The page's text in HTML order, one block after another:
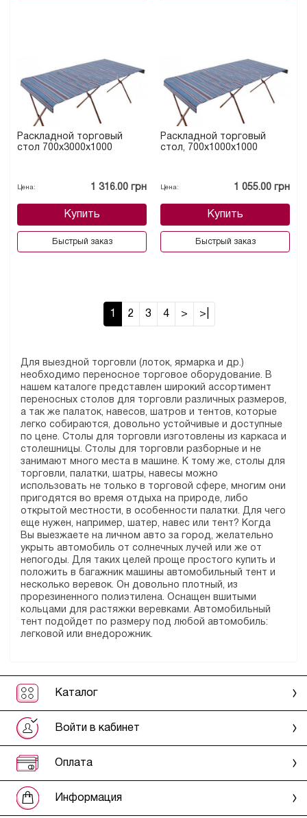
Раскладной торговый
стол 700х3000х1000
Цена: 1 316.00 грн
Купить
Быстрый заказ
Раскладной торговый
стол, 700х1000х1000
Цена: 1 055.00 грн
Купить
Быстрый заказ
1 2 3 4 > >|
Для выездной торговли (лоток, ярмарка и др.)
необходимо переносное торговое оборудование. В
нашем каталоге представлен широкий ассортимент
переносных столов для торговли различных размеров,
а так же палаток, навесов, шатров и тентов, которые
легко собираются, довольно устойчивые и доступные
по цене. Столы для торговли изготовлены из каркаса и
столешницы. Столы для торговли разборные и не
занимают много места в машине. К тому же, столы для
торговли, палатки, шатры, навесы можно
использовать не только в торговой сфере, многим они
пригодятся во время отдыха на природе, либо
открытой местности, в особенности палатки. Для чего
еще нужен, например, шатер, навес или тент? Когда
Вы выезжаете на личном авто за город, желательно
укрыть автомобиль от солнечных лучей или же от
непогоды. Для таких целей проще простого купить и
положить в багажник машины автомобильный тент и
несколько веревок. Он довольно плотный, из
прорезиненного полиэтилена. Оснащен вшитыми
кольцами для растяжки веревками. Автомобильный
тент подойдет по размеру под любой автомобиль:
легковой или внедорожник.
Каталог
Войти в кабинет
Оплата
Информация